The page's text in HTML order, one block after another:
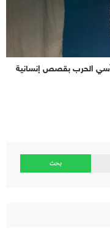
الحرب بقصص إنسانية